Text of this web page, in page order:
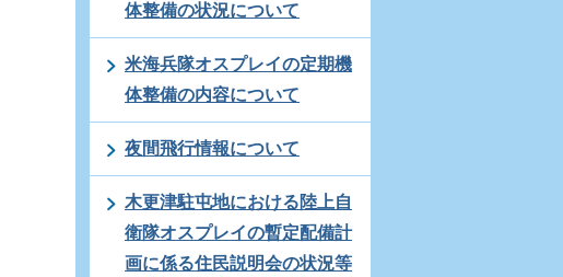
体整備の状況について
米海兵隊オスプレイの定期機
体整備の内容について
夜間飛行情報について
木更津駐屯地における陸上自
衛隊オスプレイの暫定配備計
画に係る住民説明会の状況等